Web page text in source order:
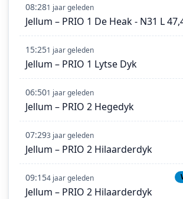
08:281 jaar geleden
Jellum – PRIO 1 De Heak - N31 L
15:251 jaar geleden
Jellum – PRIO 1 Lytse Dyk
06:501 jaar geleden
Jellum – PRIO 2 Hegedyk
07:293 jaar geleden
Jellum – PRIO 2 Hilaarderdyk
09:154 jaar geleden
Jellum – PRIO 2 Hilaarderdyk